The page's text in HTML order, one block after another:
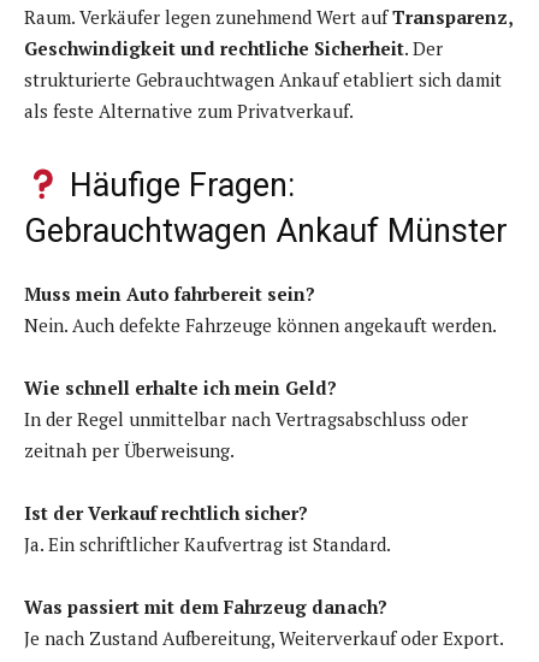
Raum. Verkäufer legen zunehmend Wert aufTransparenz,
Geschwindigkeit und rechtliche Sicherheit. Der
strukturierte Gebrauchtwagen Ankauf etabliert sich damit
als feste Alternative zum Privatverkauf.
Häufige Fragen:
Gebrauchtwagen Ankauf Münster
Muss mein Auto fahrbereit sein?
Nein. Auch defekte Fahrzeuge können angekauft werden.
Wie schnell erhalte ich mein Geld?
In der Regel unmittelbar nach Vertragsabschluss oder
zeitnah per Überweisung.
Ist der Verkauf rechtlich sicher?
Ja. Ein schriftlicher Kaufvertrag ist Standard.
Was passiert mit dem Fahrzeug danach?
Je nach Zustand Aufbereitung, Weiterverkauf oder Export.